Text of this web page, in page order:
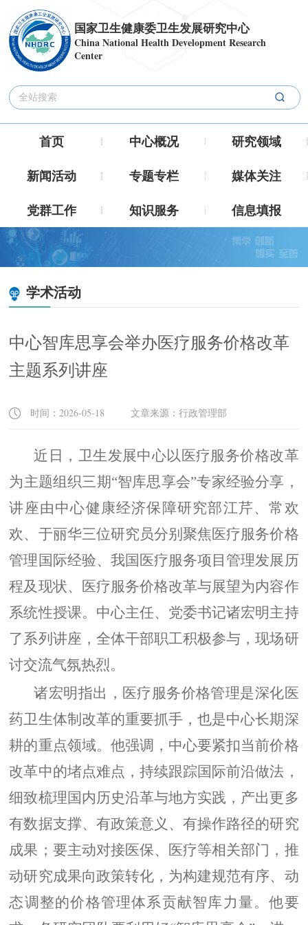
国家卫生健康委卫生发展研究中心
China National Health Development Research
Center
首页 中心概况
研究领域
新闻活动
专题专栏
媒体关注
党群工作
知识服务 信息填报
学术活动
中心智库思享会举办医疗服务价格改革
主题系列讲座
时间：2026-05-18 文章来源：行政管理部
近日，卫生发展中心以 医疗服务价格改革
为主题组织三期“智库思享会”专家经验分享，
讲座由中心健康经济保障研究部江芹、常欢
欢、于丽华三位研究员分别聚焦医疗服务价格
管理 国际经验、我国医疗服务项目管理发展历
程及现状、医疗服务价格改革与展望为内容作
系统性授课。中心主任、党委书记诸宏明主持
了系列讲座，全体干部职工积极参与，现场研
讨交流气氛热烈。
诸宏明指出，医疗服务价格管理是深化医
药卫生体制改革的重要抓手，也是中心长期深
耕的重点领域。他强调，中心要紧扣当前价格
改革中的堵点难点，持续跟踪国际前沿做法，
细致梳理国内历史沿革与地方实践，产出更多
有数据支撑、有政策意义、有操作路径的研究
成果；要主动对接医保、医疗等相关部门，推
动研究成果向政策转化，为构建规范有序、动
态调整的价格管理体系贡献智库力量。他要